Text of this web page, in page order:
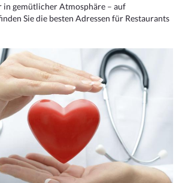
in gemütlicher Atmosphäre – auf
Sie die besten Adressen für Restaurants